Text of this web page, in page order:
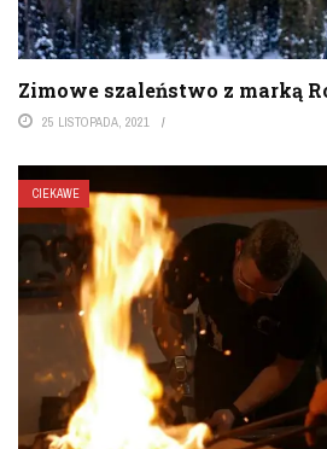
Zimowe szaleństwo z marką
25 LISTOPADA, 2021
CIEKAWE